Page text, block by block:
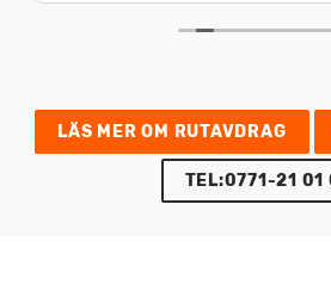
LÄS MER OM RUTAVDRAG
TEL:0771-21 01